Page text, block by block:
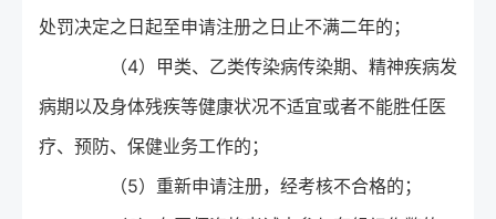
处罚决定之日起至申请注册之日止不满二年的；
（4）甲类、乙类传染病传染期、精神疾病发
病期以及身体残疾等健康状况不适宜或者不能胜任医
疗、预防、保健业务工作的；
（5）重新申请注册，经考核不合格的；